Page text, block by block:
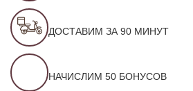
ДОСТАВИМ ЗА 90 МИНУТ
НАЧИСЛИМ 50 БОНУСОВ